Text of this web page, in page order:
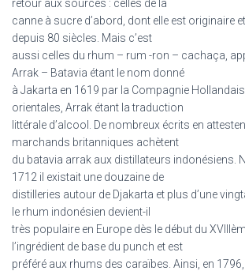
retour aux sources : celles de la
canne à sucre d’abord, dont elle est originaire
depuis 80 siècles. Mais c’est
aussi celles du rhum – rum -ron – cachaça,
Arrak – Batavia étant le nom donné
à Jakarta en 1619 par la Compagnie
orientales, Arrak étant la traduction
littérale d’alcool. De nombreux écrits en
marchands britanniques achètent
du batavia arrak aux distillateurs indonésiens.
1712 il existait une douzaine de
distilleries autour de Djakarta et plus d’une
le rhum indonésien devient-il
très populaire en Europe dès le début du
l’ingrédient de base du punch et est
préféré aux rhums des caraïbes. Ainsi, en